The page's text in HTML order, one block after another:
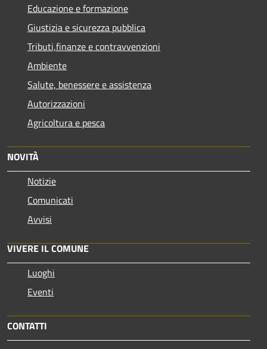
Educazione e formazione
Giustizia e sicurezza pubblica
Tributi,finanze e contravvenzioni
Ambiente
Salute, benessere e assistenza
Autorizzazioni
Agricoltura e pesca
NOVITÀ
Notizie
Comunicati
Avvisi
VIVERE IL COMUNE
Luoghi
Eventi
CONTATTI